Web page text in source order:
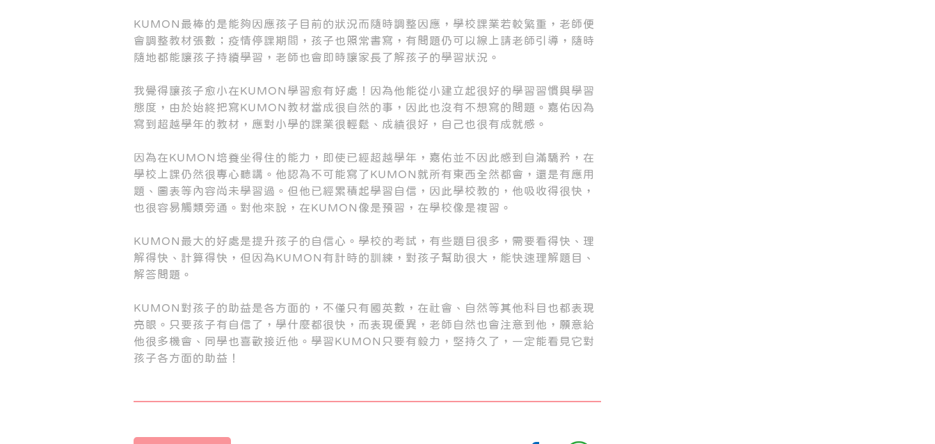
KUMON最棒的是能夠因應孩子目前的狀況而隨時調整因應，學校課業若較繁重，老師便
會調整教材張數；疫情停課期間，孩子也照常書寫，有問題仍可以線上請老師引導，隨時
隨地都能讓孩子持續學習，老師也會即時讓家長了解孩子的學習狀況。
我覺得讓孩子愈小在KUMON學習愈有好處！因為他能從小建立起很好的學習習慣與學習
態度，由於始終把寫KUMON教材當成很自然的事，因此也沒有不想寫的問題。嘉佑因為
寫到超越學年的教材，應對小學的課業很輕鬆、成績很好，自己也很有成就感。
因為在KUMON培養坐得住的能力，即使已經超越學年，嘉佑並不因此感到自滿驕矜，在
學校上課仍然很專心聽講。他認為不可能寫了KUMON就所有東西全然都會，還是有應用
題、圖表等內容尚未學習過。但他已經累積起學習自信，因此學校教的，他吸收得很快，
也很容易觸類旁通。對他來說，在KUMON像是預習，在學校像是複習。
KUMON最大的好處是提升孩子的自信心。學校的考試，有些題目很多，需要看得快、理
解得快、計算得快，但因為KUMON有計時的訓練，對孩子幫助很大，能快速理解題目、
解答問題。
KUMON對孩子的助益是各方面的，不僅只有國英數，在社會、自然等其他科目也都表現
亮眼。只要孩子有自信了，學什麼都很快，而表現優異，老師自然也會注意到他，願意給
他很多機會、同學也喜歡接近他。學習KUMON只要有毅力，堅持久了，一定能看見它對
孩子各方面的助益！